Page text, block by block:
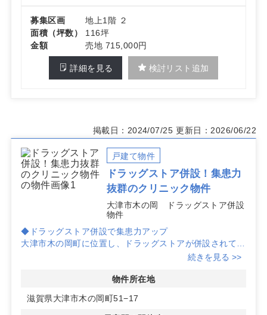
募集区画
地上1階 ２
面積（坪数）
116坪
金額
売地 715,000円
詳細を見る 検討リスト追加
掲載日：2024/07/25 更新日：2026/06/22
戸建て物件
ドラッグストア併設！集患力
抜群のクリニック物件
大津市木の岡 ドラッグストア併設
物件
◆ドラッグストア併設で集患力アップ
大津市木の岡町に位置し、ドラッグストアが併設されてい
るため、来店者の流れを活かしたクリニック運営が可能で
建築プランは自由度が高く、クリニックのニーズに合わせ
続きを見る >>
物件所在地
滋賀県大津市木の岡町51−17